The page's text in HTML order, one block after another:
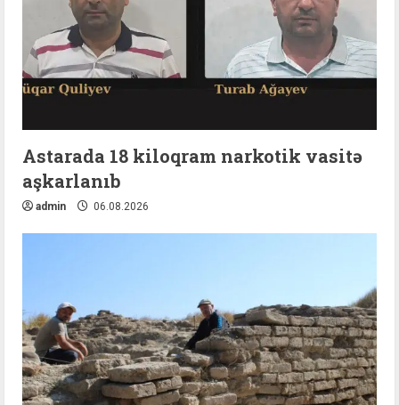
Astarada 18 kiloqram narkotik vasitə
aşkarlanıb
admin 06.08.2026